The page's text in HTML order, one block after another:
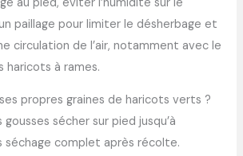
paillage pour limiter le désherbage et
circulation de l’air, notamment avec le
haricots à rames.
propres graines de haricots verts ?
sécher sur pied jusqu’à
séchage complet après récolte.